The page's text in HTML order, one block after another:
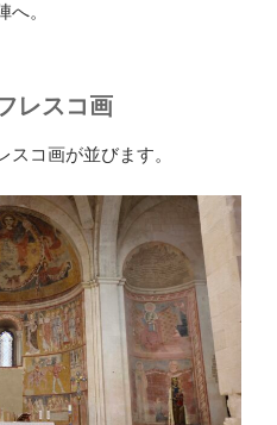
。
レスコ画
コ画が並びます。